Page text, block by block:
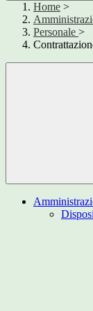
Home >
Personale >